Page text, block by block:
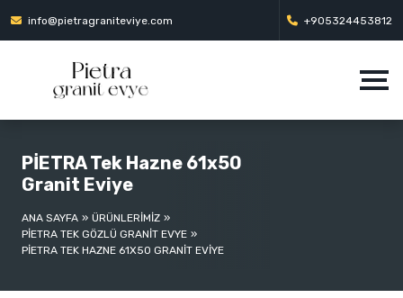
info@pietragraniteviye.com +905324453812
PİETRA Tek Hazne 61x50
Granit Eviye
ANA SAYFA
ÜRÜNLERİMİZ
PIETRA TEK GÖZLÜ GRANIT EVYE
PİETRA TEK HAZNE 61X50 GRANIT EVIYE